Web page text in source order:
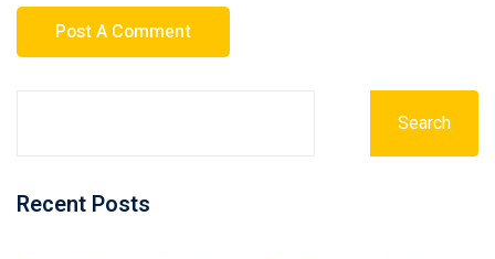
Search
Recent Posts